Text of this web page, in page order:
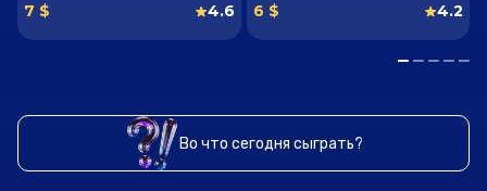
7 $ 4.6 6 $ 4.2
Во что сегодня сыграть?